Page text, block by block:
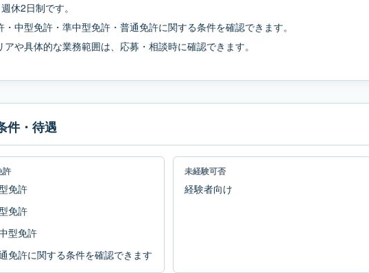
休2日制です。
・中型免許・準中型免許・普通免許に関する条件を確認できます。
アや具体的な業務範囲は、応募・相談時に確認できます。
件・待遇
許
免許
免許
型免許
免許に関する条件を確認できます
未経験可否
経験者向け